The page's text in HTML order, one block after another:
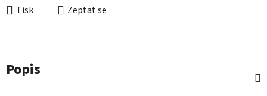
Tisk Zeptat se
Popis